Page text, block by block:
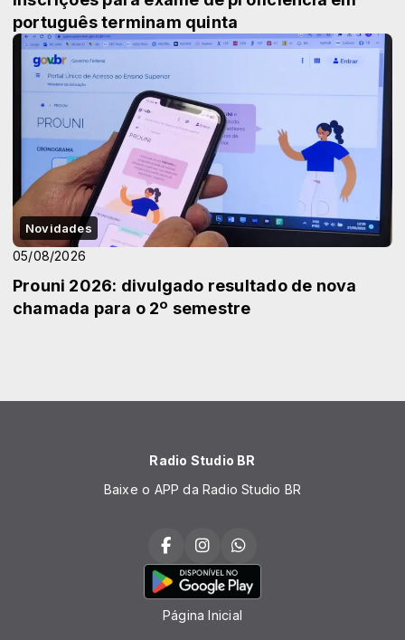
português terminam quinta
Novidades
05/08/2026
Prouni 2026: divulgado resultado de nova
chamada para o 2º semestre
Radio Studio BR
Baixe o APP da Radio Studio BR
Página Inicial